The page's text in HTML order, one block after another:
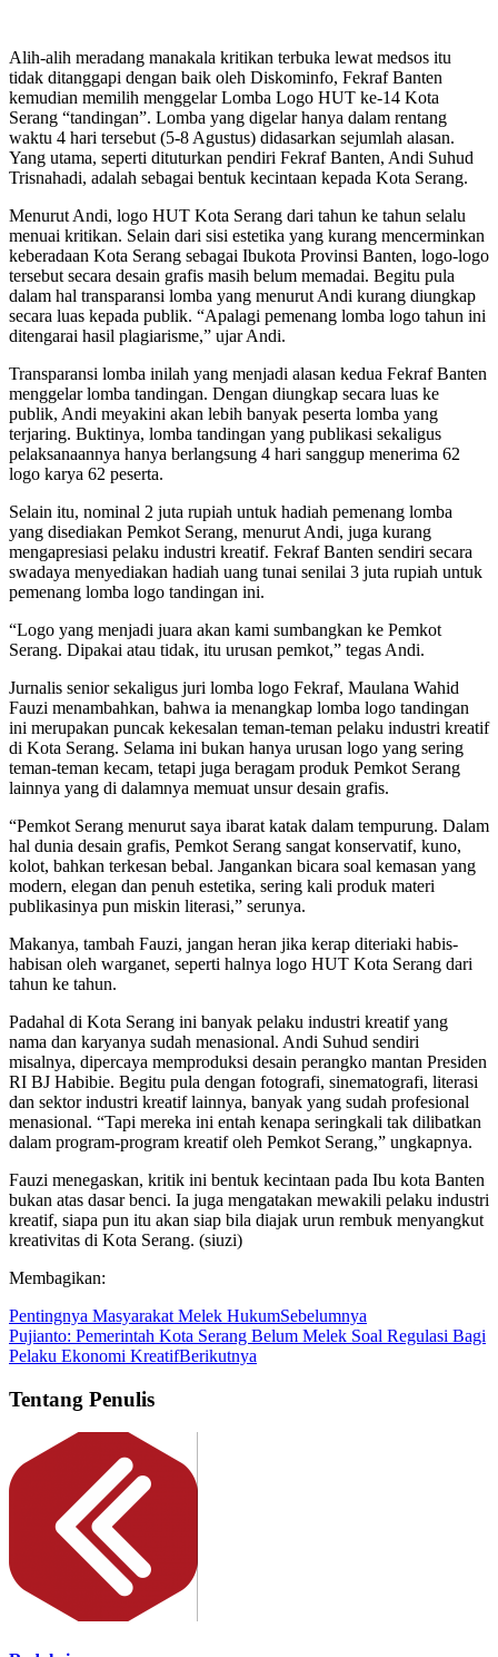
Alih-alih meradang manakala kritikan terbuka lewat medsos itu
tidak ditanggapi dengan baik oleh Diskominfo, Fekraf Banten
kemudian memilih menggelar Lomba Logo HUT ke-14 Kota
Serang “tandingan”. Lomba yang digelar hanya dalam rentang
waktu 4 hari tersebut (5-8 Agustus) didasarkan sejumlah alasan.
Yang utama, seperti dituturkan pendiri Fekraf Banten, Andi Suhud
Trisnahadi, adalah sebagai bentuk kecintaan kepada Kota Serang.
Menurut Andi, logo HUT Kota Serang dari tahun ke tahun selalu
menuai kritikan. Selain dari sisi estetika yang kurang mencerminkan
keberadaan Kota Serang sebagai Ibukota Provinsi Banten, logo-logo
tersebut secara desain grafis masih belum memadai. Begitu pula
dalam hal transparansi lomba yang menurut Andi kurang diungkap
secara luas kepada publik. “Apalagi pemenang lomba logo tahun ini
ditengarai hasil plagiarisme,” ujar Andi.
Transparansi lomba inilah yang menjadi alasan kedua Fekraf Banten
menggelar lomba tandingan. Dengan diungkap secara luas ke
publik, Andi meyakini akan lebih banyak peserta lomba yang
terjaring. Buktinya, lomba tandingan yang publikasi sekaligus
pelaksanaannya hanya berlangsung 4 hari sanggup menerima 62
logo karya 62 peserta.
Selain itu, nominal 2 juta rupiah untuk hadiah pemenang lomba
yang disediakan Pemkot Serang, menurut Andi, juga kurang
mengapresiasi pelaku industri kreatif. Fekraf Banten sendiri secara
swadaya menyediakan hadiah uang tunai senilai 3 juta rupiah untuk
pemenang lomba logo tandingan ini.
“Logo yang menjadi juara akan kami sumbangkan ke Pemkot
Serang. Dipakai atau tidak, itu urusan pemkot,” tegas Andi.
Jurnalis senior sekaligus juri lomba logo Fekraf, Maulana Wahid
Fauzi menambahkan, bahwa ia menangkap lomba logo tandingan
ini merupakan puncak kekesalan teman-teman pelaku industri kreatif
di Kota Serang. Selama ini bukan hanya urusan logo yang sering
teman-teman kecam, tetapi juga beragam produk Pemkot Serang
lainnya yang di dalamnya memuat unsur desain grafis.
“Pemkot Serang menurut saya ibarat katak dalam tempurung. Dalam
hal dunia desain grafis, Pemkot Serang sangat konservatif, kuno,
kolot, bahkan terkesan bebal. Jangankan bicara soal kemasan yang
modern, elegan dan penuh estetika, sering kali produk materi
publikasinya pun miskin literasi,” serunya.
Makanya, tambah Fauzi, jangan heran jika kerap diteriaki habis-
habisan oleh warganet, seperti halnya logo HUT Kota Serang dari
tahun ke tahun.
Padahal di Kota Serang ini banyak pelaku industri kreatif yang
nama dan karyanya sudah menasional. Andi Suhud sendiri
misalnya, dipercaya memproduksi desain perangko mantan Presiden
RI BJ Habibie. Begitu pula dengan fotografi, sinematografi, literasi
dan sektor industri kreatif lainnya, banyak yang sudah profesional
menasional. “Tapi mereka ini entah kenapa seringkali tak dilibatkan
dalam program-program kreatif oleh Pemkot Serang,” ungkapnya.
Fauzi menegaskan, kritik ini bentuk kecintaan pada Ibu kota Banten
bukan atas dasar benci. Ia juga mengatakan mewakili pelaku industri
kreatif, siapa pun itu akan siap bila diajak urun rembuk menyangkut
kreativitas di Kota Serang. (siuzi)
Membagikan:
Pentingnya Masyarakat Melek HukumSebelumnya
Pujianto: Pemerintah Kota Serang Belum Melek Soal Regulasi Bagi
Pelaku Ekonomi KreatifBerikutnya
Tentang Penulis